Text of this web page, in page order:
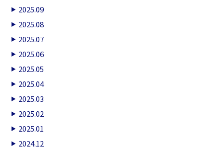
2025.09
2025.08
2025.07
2025.06
2025.05
2025.04
2025.03
2025.02
2025.01
2024.12